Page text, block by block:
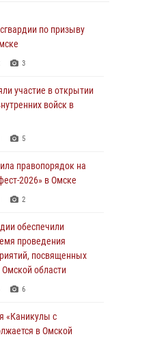
по призыву
3
участие в открытии
войск в
5
правопорядок на
2026» в Омске
2
обеспечили
проведения
посвященных
области
6
«Каникулы с
в Омской